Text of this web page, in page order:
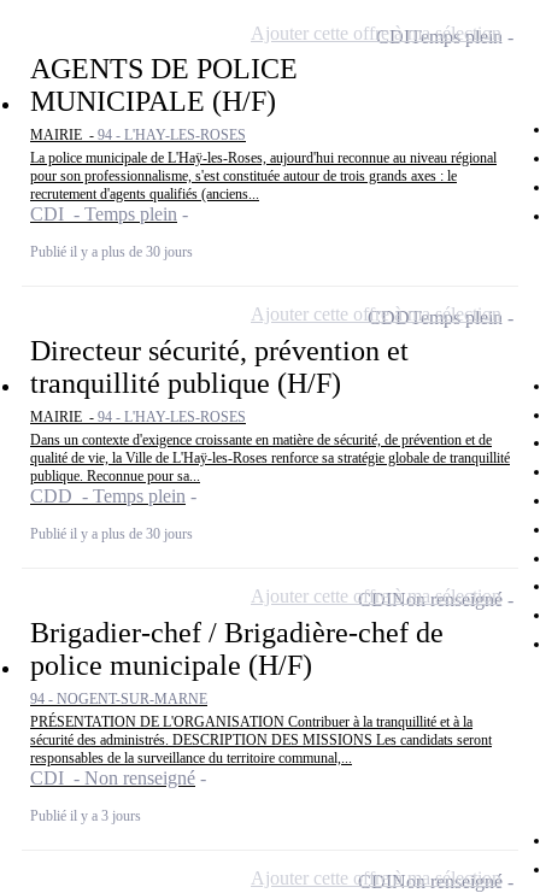
AGENTS DE POLICE
MUNICIPALE (H/F)
MAIRIE - 94 - L'HAY-LES-ROSES
La police municipale de L'Haÿ-les-Roses, aujourd'hui reconnue au niveau régional
pour son professionnalisme, s'est constituée autour de trois grands axes : le
recrutement d'agents qualifiés (anciens...
CDI - Temps plein
Publié il y a plus de 30 jours
CDITemps plein
Ajouter cette offre à ma sélection
Directeur sécurité, prévention et
tranquillité publique (H/F)
MAIRIE - 94 - L'HAY-LES-ROSES
Dans un contexte d'exigence croissante en matière de sécurité, de prévention et de
qualité de vie, la Ville de L'Haÿ-les-Roses renforce sa stratégie globale de tranquillité
publique. Reconnue pour sa...
CDD - Temps plein
Publié il y a plus de 30 jours
CDDTemps plein
Ajouter cette offre à ma sélection
Brigadier-chef / Brigadière-chef de
police municipale (H/F)
94 - NOGENT-SUR-MARNE
PRÉSENTATION DE L'ORGANISATION Contribuer à la tranquillité et à la
sécurité des administrés. DESCRIPTION DES MISSIONS Les candidats seront
responsables de la surveillance du territoire communal,...
CDI - Non renseigné
Publié il y a 3 jours
CDINon renseigné
Ajouter cette offre à ma sélection
CDINon renseigné
Ajouter cette offre à ma sélection